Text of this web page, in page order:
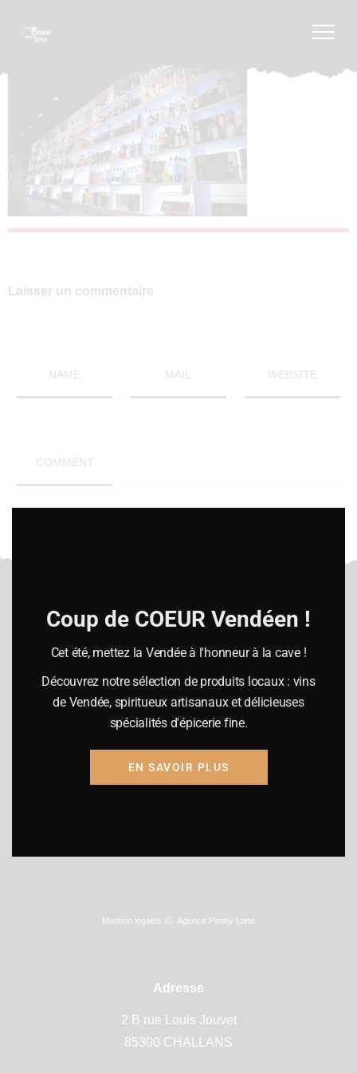
Laisser un commentaire
NAME MAIL WEBSITE
COMMENT
Heures d’ouverture
Lundi :
10h-12h30 / 14h00-19h00
Mardi à vendredi
09h15-12h30 / 14h00-19h00
Samedi
Mention légales ⓒ Agence Penny Lane
Adresse
2 B rue Louis Jouvet
85300 CHALLANS
Coup de COEUR Vendéen !
Cet été, mettez la Vendée à l'honneur à la cave !
Découvrez notre sélection de produits locaux : vins
de Vendée, spiritueux artisanaux et délicieuses
spécialités d'épicerie fine.
EN SAVOIR PLUS